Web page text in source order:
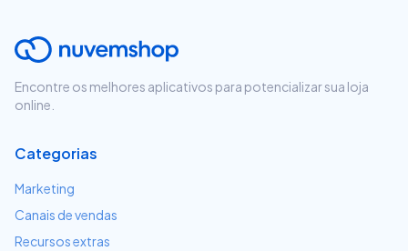
Encontre os melhores aplicativos para potencializar sua loja
online.
Categorias
Marketing
Canais de vendas
Recursos extras